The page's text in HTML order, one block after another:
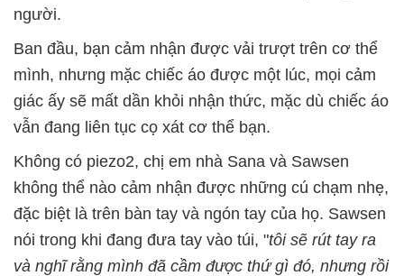
người.
Ban đầu, bạn cảm nhận được vải trượt trên cơ thể
mình, nhưng mặc chiếc áo được một lúc, mọi cảm
giác ấy sẽ mất dần khỏi nhận thức, mặc dù chiếc áo
vẫn đang liên tục cọ xát cơ thể bạn.
Không có piezo2, chị em nhà Sana và Sawsen
không thể nào cảm nhận được những cú chạm nhẹ,
đặc biệt là trên bàn tay và ngón tay của họ. Sawsen
nói trong khi đang đưa tay vào túi, "tôi sẽ rút tay ra
và nghĩ rằng mình đã cầm được thứ gì đó, nhưng rồi